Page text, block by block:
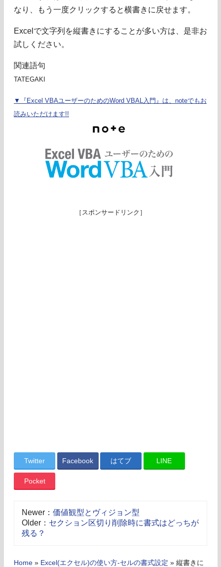
なり、もう一度クリックすると横書きに戻せます。
Excelで文字列を縦書きにすることが多い方は、是非お
試しください。
関連語句
TATEGAKI
▼『Excel VBAユーザーのためのWord VBAL入門』は、noteでもお
読みいただけます!!
［スポンサードリンク］
Twitter Facebook はてブ LINE
Pocket
Newer： 価値観型とヴィジョン型
Older： セクション区切り削除時に書式はどっちが
残る？
Home » Excel(エクセル)の使い方-セルの書式設定 » 縦書きに